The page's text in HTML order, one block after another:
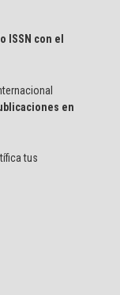
ISSN con el
en
tus